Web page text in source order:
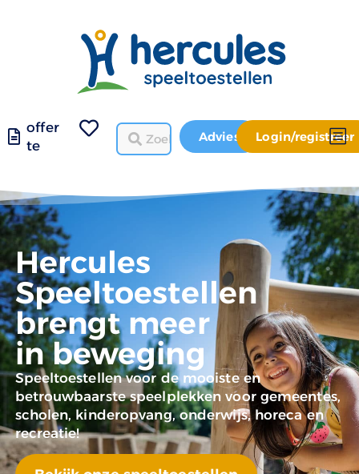
offer
te
Advies Login/registreer
Hercules
Speeltoestellen
brengt meer
in beweging
Speeltoestellen voor de mooiste en
betrouwbaarste speelplekken voor gemeentes,
scholen, kinderopvang, onderwijs, horeca en
recreatie!